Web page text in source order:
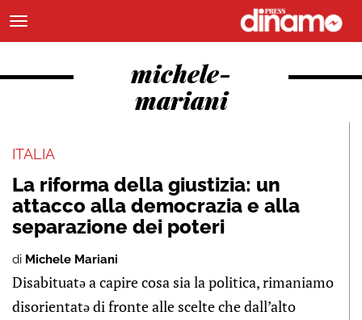
michele-
mariani
ITALIA
La riforma della giustizia: un
attacco alla democrazia e alla
separazione dei poteri
di Michele Mariani
Disabituatə a capire cosa sia la politica, rimaniamo
disorientatə di fronte alle scelte che dall’alto